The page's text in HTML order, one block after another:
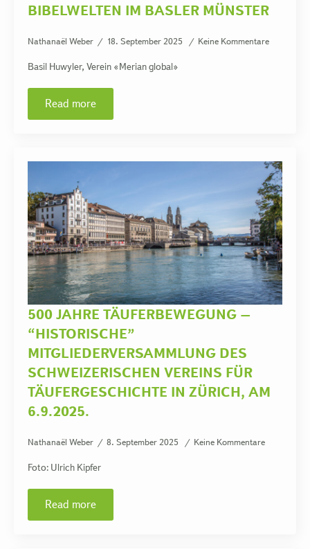
BIBELWELTEN IM BASLER MÜNSTER
Nathanaël Weber 18. September 2025 Keine Kommentare
Basil Huwyler, Verein «Merian global»
Read more
500 JAHRE TÄUFERBEWEGUNG –
“HISTORISCHE”
MITGLIEDERVERSAMMLUNG DES
SCHWEIZERISCHEN VEREINS FÜR
TÄUFERGESCHICHTE IN ZÜRICH, AM
6.9.2025.
Nathanaël Weber 8. September 2025 Keine Kommentare
Foto: Ulrich Kipfer
Read more